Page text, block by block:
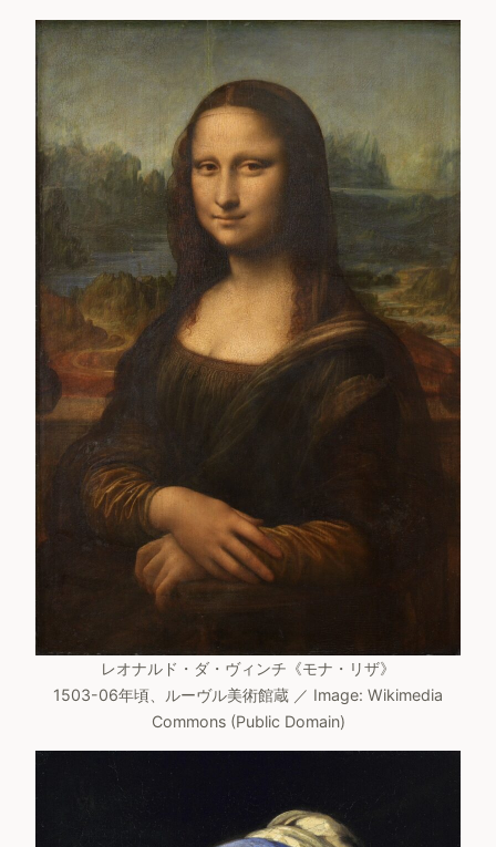
レオナルド・ダ・ヴィンチ《モナ・リザ》
1503-06年頃、ルーヴル美術館蔵 ／ Image: Wikimedia
Commons (Public Domain)